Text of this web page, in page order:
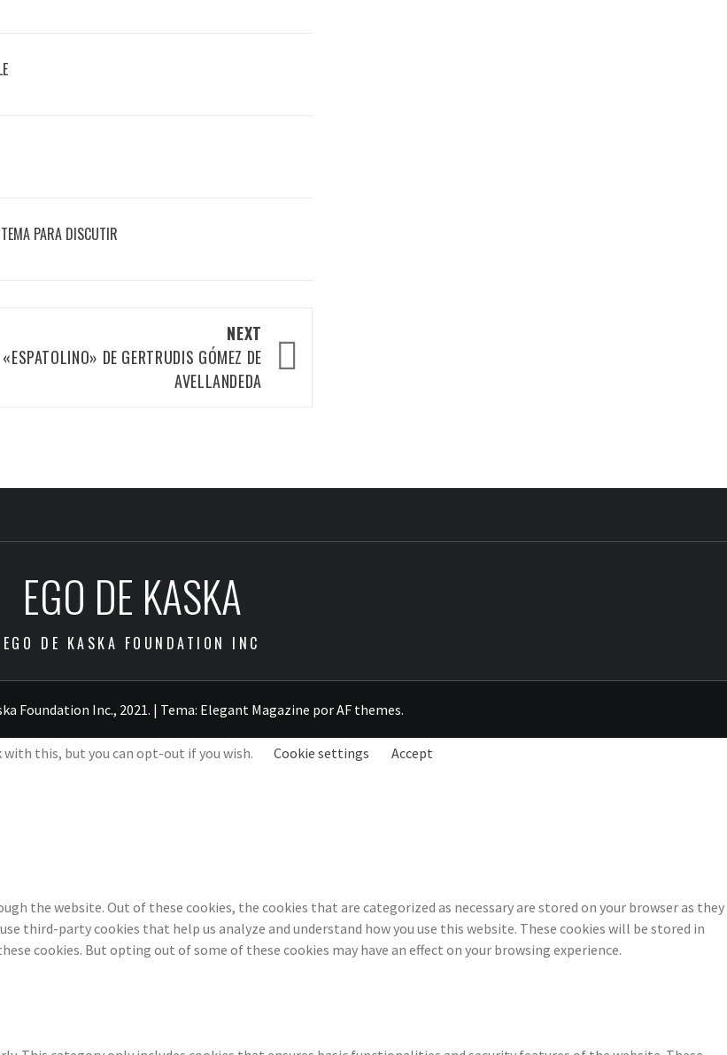
PARA DISCUTIR
NEXT
«ESPATOLINO» DE GERTRUDIS GÓMEZ DE
AVELLANDEDA
EGO DE KASKA
EGO DE KASKA FOUNDATION INC
Foundation Inc., 2021. | Tema: Elegant Magazine porAF themes.
with this, but you can opt-out if you wish. Cookie settings Accept
the website. Out of these cookies, the cookies that are categorized as necessary are stored on your browser as they
third-party cookies that help us analyze and understand how you use this website. These cookies will be stored in
cookies. But opting out of some of these cookies may have an effect on your browsing experience.